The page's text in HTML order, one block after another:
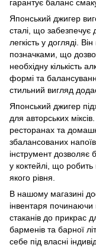
гарантує баланс
Японський джигер
сталі, що забезпечує
легкість у догляді.
позначками, що
необхідну кількість
формі та
стильний вигляд
Японський джигер
для авторських
ресторанах та
збалансованих
інструмент
у коктейлі, що робить
якого рівня.
В нашому магазині
інвентаря починаючи
стаканів до прикрас
барменів та барної
себе під власні